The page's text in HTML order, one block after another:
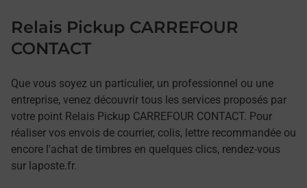
Relais Pickup CARREFOUR
CONTACT
Que vous soyez un particulier, un professionnel ou une
entreprise, venez découvrir tous les services proposés par
votre point Relais Pickup CARREFOUR CONTACT. Pour
réaliser vos envois de courrier, colis, lettre recommandée ou
encore l'achat de timbres en quelques clics, rendez-vous
sur laposte.fr.